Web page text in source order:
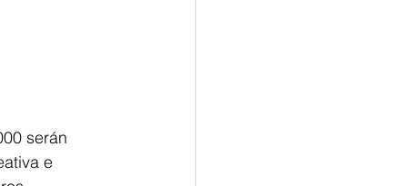
serán
e